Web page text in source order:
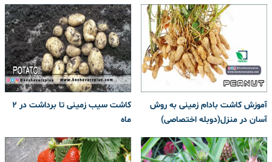
آموزش کاشت بادام زمینی به روش
آسان در منزل(دوبله اختصاصی)
کاشت سیب زمینی تا برداشت در ۲
ماه